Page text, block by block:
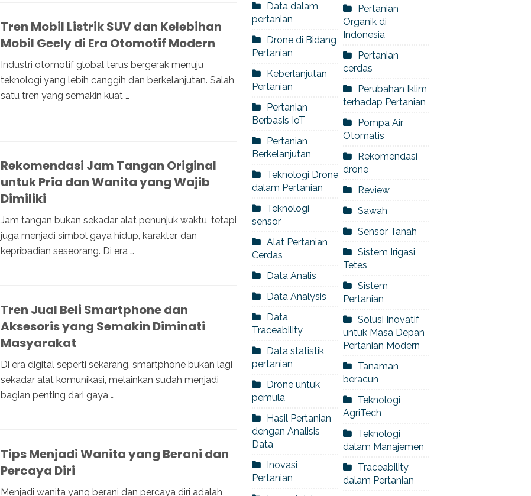
Tren Mobil Listrik SUV dan Kelebihan
Mobil Geely di Era Otomotif Modern
Industri otomotif global terus bergerak menuju
teknologi yang lebih canggih dan berkelanjutan. Salah
satu tren yang semakin kuat …
Rekomendasi Jam Tangan Original
untuk Pria dan Wanita yang Wajib
Dimiliki
Jam tangan bukan sekadar alat penunjuk waktu, tetapi
juga menjadi simbol gaya hidup, karakter, dan
kepribadian seseorang. Di era …
Tren Jual Beli Smartphone dan
Aksesoris yang Semakin Diminati
Masyarakat
Di era digital seperti sekarang, smartphone bukan lagi
sekadar alat komunikasi, melainkan sudah menjadi
bagian penting dari gaya …
Tips Menjadi Wanita yang Berani dan
Percaya Diri
Menjadi wanita yang berani dan percaya diri adalah
Data dalam
pertanian
Drone di Bidang
Pertanian
Keberlanjutan
Pertanian
Pertanian
Berbasis IoT
Pertanian
Berkelanjutan
Teknologi Drone
dalam Pertanian
Teknologi
sensor
Alat Pertanian
Cerdas
Data Analis
Data Analysis
Data
Traceability
Data statistik
pertanian
Drone untuk
pemula
Hasil Pertanian
dengan Analisis
Data
Inovasi
Pertanian
Pertanian
Organik di
Indonesia
Pertanian
cerdas
Perubahan Iklim
terhadap Pertanian
Pompa Air
Otomatis
Rekomendasi
drone
Review
Sawah
Sensor Tanah
Sistem Irigasi
Tetes
Sistem
Pertanian
Solusi Inovatif
untuk Masa Depan
Pertanian Modern
Tanaman
beracun
Teknologi
AgriTech
Teknologi
dalam Manajemen
Traceability
dalam Pertanian